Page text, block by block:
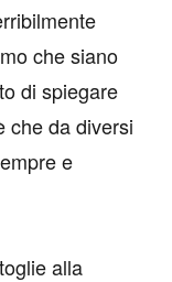
che siano
di spiegare
che da diversi
e
alla